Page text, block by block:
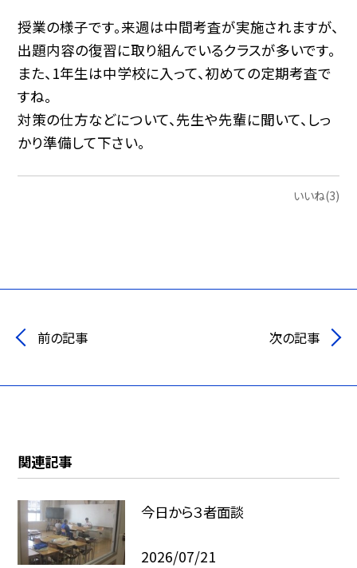
授業の様子です。来週は中間考査が実施されますが、
出題内容の復習に取り組んでいるクラスが多いです。
また、 1年生は中学校に入って、初めての定期考査で
すね。
対策の仕方などについて、先生や先輩に聞いて、しっ
かり準備して下さい。
いいね(3)
前の記事 次の記事
関連記事
今日から３者面談
2026/07/21